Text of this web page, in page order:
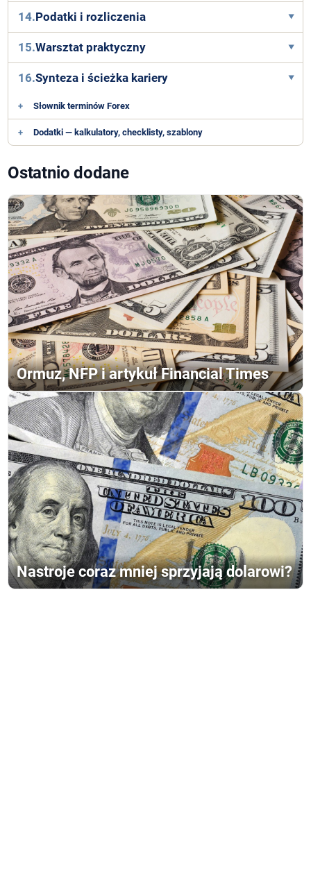
14.Podatki i rozliczenia
15.Warsztat praktyczny
16.Synteza i ścieżka kariery
+ Słownik terminów Forex
+ Dodatki — kalkulatory, checklisty, szablony
Ostatnio dodane
Ormuz, NFP i artykuł Financial Times
Nastroje coraz mniej sprzyjają dolarowi?